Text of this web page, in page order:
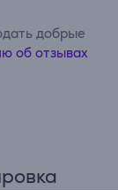
добрые
об отзывах